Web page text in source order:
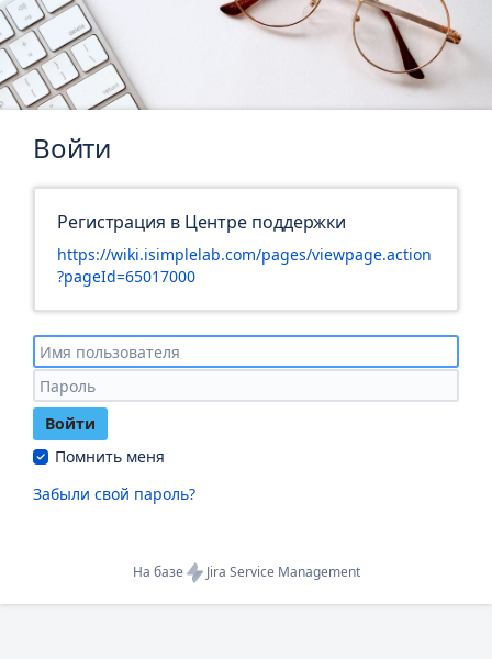
Войти
Регистрация в Центре поддержки
https://wiki.isimplelab.com/pages/viewpage.action
?pageId=65017000
Войти
Помнить меня
Забыли свой пароль?
На базе Jira Service Management